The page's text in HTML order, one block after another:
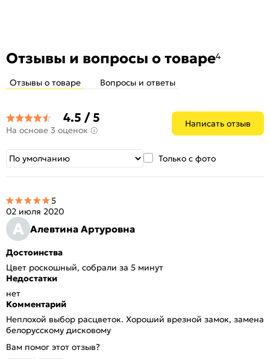
Отзывы и вопросы о товаре4
Отзывы о товаре Вопросы и ответы
4.5 / 5
На основе 3 оценок
Написать отзыв
Только с фото
А Алевтина Артуровна
02 июля 2020
5
Достоинства
Цвет роскошный, собрали за 5 минут
Недостатки
нет
Комментарий
Неплохой выбор расцветок. Хороший врезной замок, замена
белорусскому дисковому
Вам помог этот отзыв?